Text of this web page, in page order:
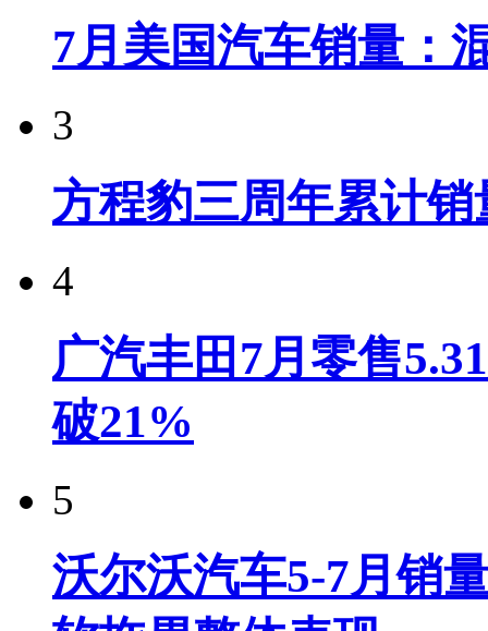
7月美国汽车销量：
3
方程豹三周年累计
4
广汽丰田7月零售
破21%
5
沃尔沃汽车5-7月销